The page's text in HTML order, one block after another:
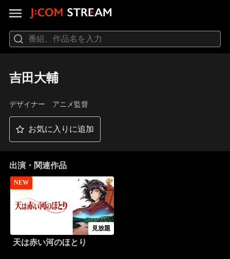
吉田大輔
デザイナー アニメ監督
お気に入りに追加
出演・関連作品
NEW
見放題
天は赤い河のほとり